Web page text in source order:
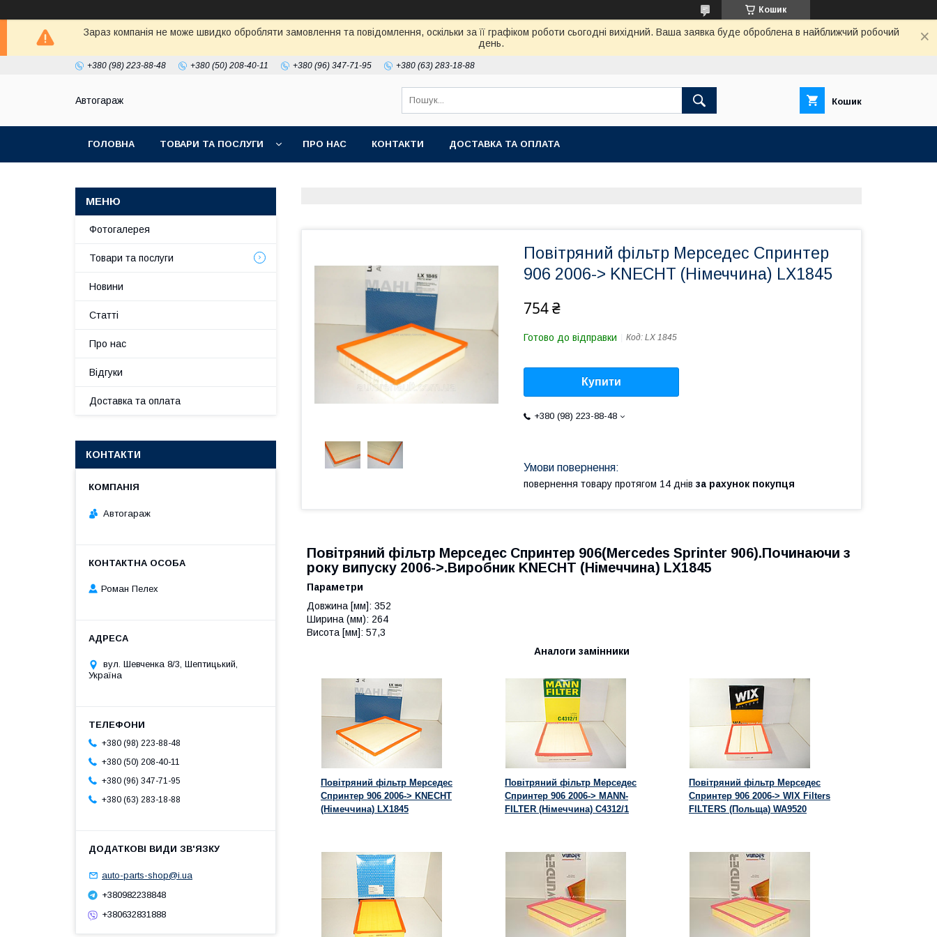
Кошик
Зараз компанія не може швидко обробляти замовлення та повідомлення, оскільки за її графіком роботи сьогодні вихідний. Ваша заявка буде оброблена в найближчий робочий
день.
+380 (98) 223-88-48 +380 (50) 208-40-11 +380 (96) 347-71-95 +380 (63) 283-18-88
Автогараж Кошик
ГОЛОВНА ТОВАРИ ТА ПОСЛУГИ ПРО НАС КОНТАКТИ ДОСТАВКА ТА ОПЛАТА
Повітряний фільтр Мерседес Спринтер
906 2006-> KNECHT (Німеччина) LX1845
754 ₴
Готово до відправки Код: LX 1845
Купити
+380 (98) 223-88-48
повернення товару протягом 14 днів за рахунок покупця
Повітряний фільтр Мерседес Спринтер 906(Mercedes Sprinter 906).Починаючи з
року випуску 2006->.Виробник KNECHT (Німеччина) LX1845
Параметри
Довжина [мм]: 352
Ширина (мм): 264
Висота [мм]: 57,3
Аналоги замінники
Повітряний фільтр Мерседес
Спринтер 906 2006-> KNECHT
(Німеччина) LX1845
Повітряний фільтр Мерседес
Спринтер 906 2006-> MANN-
FILTER (Німеччина) C4312/1
Повітряний фільтр Мерседес
Спринтер 906 2006-> WIX Filters
FILTERS (Польща) WA9520
Фотогалерея
Товари та послуги
Новини
Статті
Про нас
Відгуки
Доставка та оплата
КОНТАКТИ
Автогараж
Роман Пелех
вул. Шевченка 8/3, Шептицький,
Україна
+380 (98) 223-88-48
+380 (50) 208-40-11
+380 (96) 347-71-95
+380 (63) 283-18-88
auto-parts-shop@i.ua
+380982238848
+380632831888